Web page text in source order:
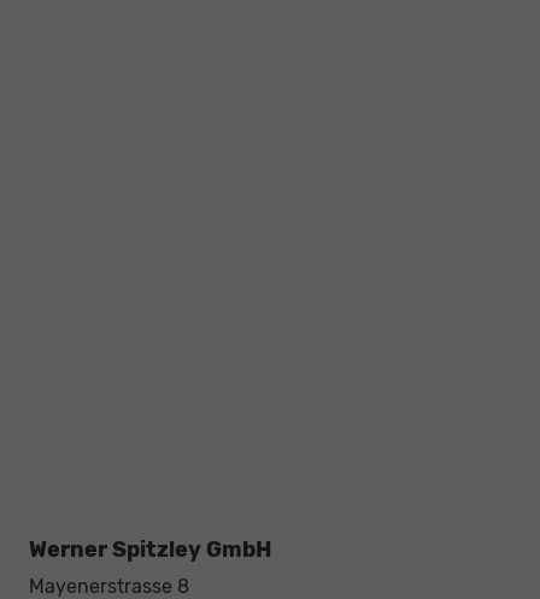
Werner Spitzley GmbH
Mayenerstrasse 8